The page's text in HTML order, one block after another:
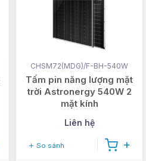
CHSM72(MDG)/F-BH-540W
Tấm pin năng lượng mặt
trời Astronergy 540W 2
mặt kính
Liên hệ
So sánh